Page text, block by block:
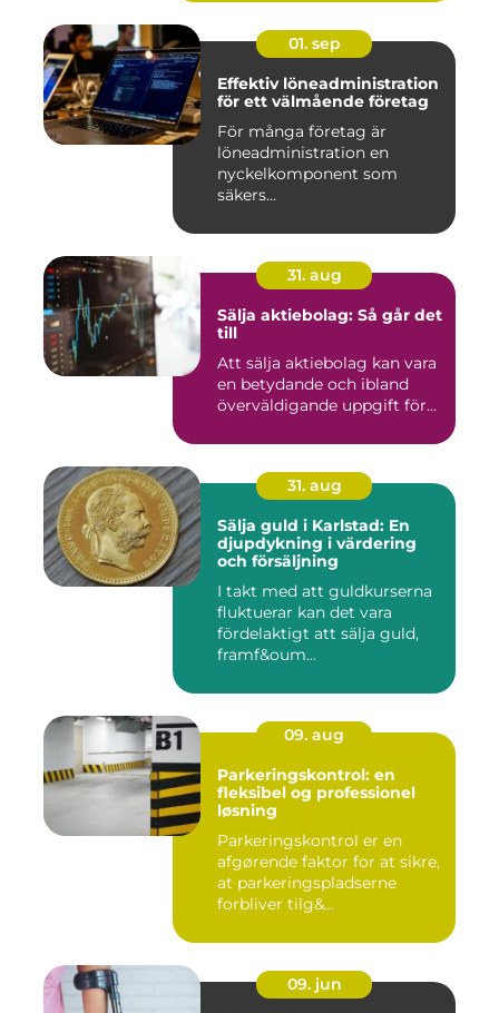
01. sep
Effektiv löneadministration
för ett välmående företag
För många företag är
löneadministration en
nyckelkomponent som
säkers...
31. aug
Sälja aktiebolag: Så går det
till
Att sälja aktiebolag kan vara
en betydande och ibland
överväldigande uppgift för...
31. aug
Sälja guld i Karlstad: En
djupdykning i värdering
och försäljning
I takt med att guldkurserna
fluktuerar kan det vara
fördelaktigt att sälja guld,
framf&oum...
09. aug
Parkeringskontrol: en
fleksibel og professionel
løsning
Parkeringskontrol er en
afgørende faktor for at sikre,
at parkeringspladserne
forbliver tilg&...
09. jun